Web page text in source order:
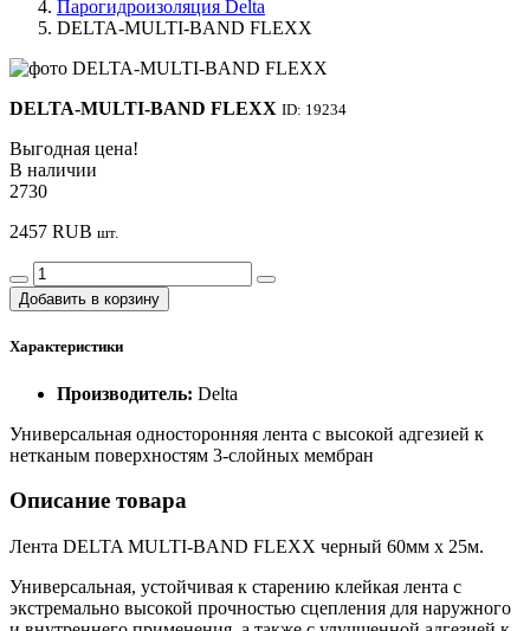
Парогидроизоляция Delta
DELTA-MULTI-BAND FLEXX
DELTA-MULTI-BAND FLEXX ID: 19234
Выгодная цена!
В наличии
2730
2457 RUB шт.
Добавить в корзину
Характеристики
Производитель: Delta
Универсальная односторонняя лента с высокой адгезией к
нетканым поверхностям 3-слойных мембран
Описание товара
Лента DELTA MULTI-BAND FLEXX черный 60мм х 25м.
Универсальная, устойчивая к старению клейкая лента с
экстремально высокой прочностью сцепления для наружного